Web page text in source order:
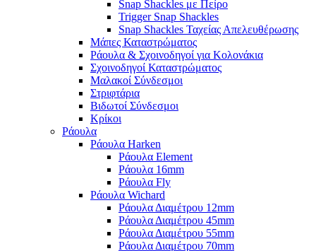
Snap Shackles με Πείρο
Trigger Snap Shackles
Snap Shackles Ταχείας Απελευθέρωσης
Μάπες Καταστρώματος
Ράουλα & Σχοινοδηγοί για Κολονάκια
Σχοινοδηγοί Καταστρώματος
Μαλακοί Σύνδεσμοι
Στριφτάρια
Βιδωτοί Σύνδεσμοι
Κρίκοι
Ράουλα
Ράουλα Harken
Ράουλα Element
Ράουλα 16mm
Ράουλα Fly
Ράουλα Wichard
Ράουλα Διαμέτρου 12mm
Ράουλα Διαμέτρου 45mm
Ράουλα Διαμέτρου 55mm
Ράουλα Διαμέτρου 70mm